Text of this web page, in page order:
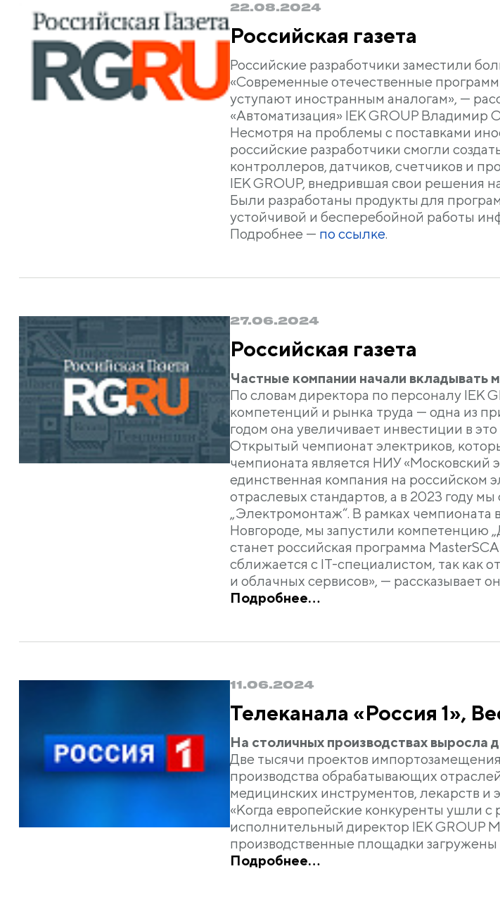
22.08.2024
Российская газета
Российские разработчики заместили
«Современные отечественные
уступают иностранным аналогам», —
«Автоматизация» IEK GROUP Владимир
Несмотря на проблемы с поставками
российские разработчики смогли
контроллеров, датчиков, счетчиков и
IEK GROUP, внедрившая свои решения
Были разработаны продукты для
устойчивой и бесперебойной работы
Подробнее — по ссылке.
27.06.2024
Российская газета
Частные компании начали вкладывать
По словам директора по персоналу IEK
компетенций и рынка труда — одна из
годом она увеличивает инвестиции в
Открытый чемпионат электриков,
чемпионата является НИУ «Московский
единственная компания на российском
отраслевых стандартов, а в 2023 году
„Электромонтаж“. В рамках чемпионата
Новгороде, мы запустили компетенцию
станет российская программа
сближается с IT-специалистом, так как
и облачных сервисов», — рассказывает
Подробнее...
11.06.2024
Телеканала «Россия 1»,
На столичных производствах выросла
Две тысячи проектов
производства обрабатывающих
медицинских инструментов, лекарств и
«Когда европейские конкуренты ушли
исполнительный директор IEK GROUP
производственные площадки загружены
Подробнее...